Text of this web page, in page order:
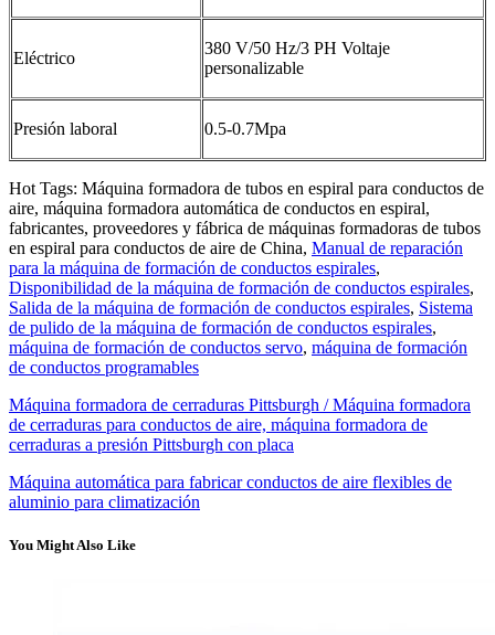
Eléctrico
380 V/50 Hz/3 PH Voltaje
personalizable
Presión laboral 0.5-0.7Mpa
Hot Tags: Máquina formadora de tubos en espiral para conductos de
aire, máquina formadora automática de conductos en espiral,
fabricantes, proveedores y fábrica de máquinas formadoras de tubos
en espiral para conductos de aire de China, Manual de reparación
para la máquina de formación de conductos espirales,
Disponibilidad de la máquina de formación de conductos espirales,
Salida de la máquina de formación de conductos espirales, Sistema
de pulido de la máquina de formación de conductos espirales,
máquina de formación de conductos servo, máquina de formación
de conductos programables
Máquina formadora de cerraduras Pittsburgh / Máquina formadora
de cerraduras para conductos de aire, máquina formadora de
cerraduras a presión Pittsburgh con placa
Máquina automática para fabricar conductos de aire flexibles de
aluminio para climatización
You Might Also Like